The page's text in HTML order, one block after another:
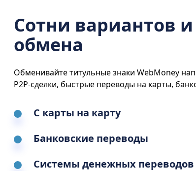
Сотни вариантов
обмена
Обменивайте титульные знаки WebMoney
P2P-сделки, быстрые переводы на карты,
С карты на карту
Банковские переводы
Системы денежных переводов